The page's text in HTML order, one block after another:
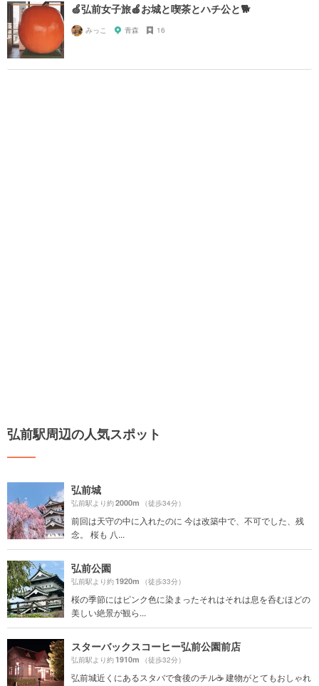
🍏弘前女子旅🍎お城と喫茶とハチ公と🐕
みっこ 青森 16
弘前駅周辺の人気スポット
弘前城
弘前駅より約2000m （徒歩34分）
前回は天守の中に入れたのに 今は改築中で、不可でした、残
念。 桜も 八...
弘前公園
弘前駅より約1920m （徒歩33分）
桜の季節にはピンク色に染まったそれはそれは息を呑むほどの
美しい絶景が観ら...
スターバックスコーヒー弘前公園前店
弘前駅より約1910m （徒歩32分）
弘前城近くにあるスタバで食後のチル☕️ 建物がとてもおしゃれ